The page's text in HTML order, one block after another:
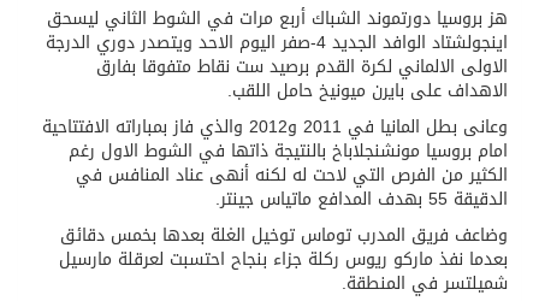
هز بروسيا دورتموند الشباك أربع مرات في الشوط الثاني ليسحق
اينجولشتاد الوافد الجديد 4-صفر اليوم الاحد ويتصدر دوري الدرجة
الاولى الالماني لكرة القدم برصيد ست نقاط متفوقا بفارق
الاهداف على بايرن ميونيخ حامل اللقب.
وعانى بطل المانيا في 2011 و2012 والذي فاز بمباراته الافتتاحية
امام بروسيا مونشنجلاباخ بالنتيجة ذاتها في الشوط الاول رغم
الكثير من الفرص التي لاحت له لكنه أنهى عناد المنافس في
الدقيقة 55 بهدف المدافع ماتياس جينتر.
وضاعف فريق المدرب توماس توخيل الغلة بعدها بخمس دقائق
بعدما نفذ ماركو ريوس ركلة جزاء بنجاح احتسبت لعرقلة مارسيل
شميلتسر في المنطقة.